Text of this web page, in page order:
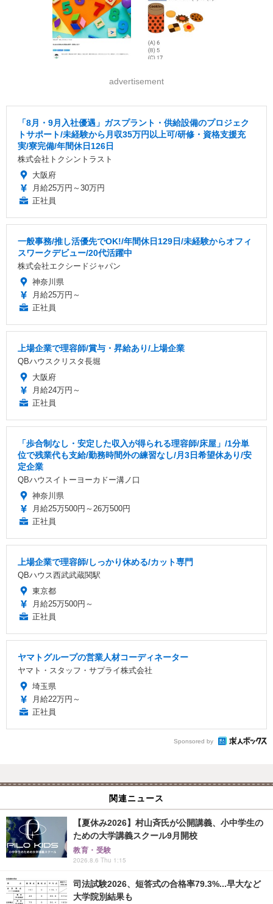
advertisement
「8月・9月入社優遇」ガスプラント・供給設備のプロジェク
トサポート/未経験から月収35万円以上可/研修・資格支援充
実/寮完備/年間休日126日
株式会社トクシントラスト
大阪府
月給25万円～30万円
正社員
一般事務/推し活優先でOK!/年間休日129日/未経験からオフィ
スワークデビュー/20代活躍中
株式会社エクシードジャパン
神奈川県
月給25万円～
正社員
上場企業で理容師/賞与・昇給あり/上場企業
QBハウスクリスタ長堀
大阪府
月給24万円～
正社員
「歩合制なし・安定した収入が得られる理容師/床屋」/1分単
位で残業代も支給/勤務時間外の練習なし/月3日希望休あり/安
定企業
QBハウスイトーヨーカドー溝ノ口
神奈川県
月給25万500円～26万500円
正社員
上場企業で理容師/しっかり休める/カット専門
QBハウス西武武蔵関駅
東京都
月給25万500円～
正社員
ヤマトグループの営業人材コーディネーター
ヤマト・スタッフ・サプライ株式会社
埼玉県
月給22万円～
正社員
Sponsored by
関連ニュース
【夏休み2026】村山斉氏が公開講義、小中学生の
ための大学講義スクール9月開校
教育・受験
2026.8.6 Thu 1:15
司法試験2026、短答式の合格率79.3%...早大など
大学院別結果も